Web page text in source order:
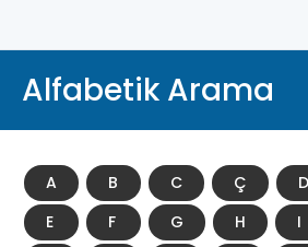
Alfabetik Arama
A B C Ç
D
E
F G H
I